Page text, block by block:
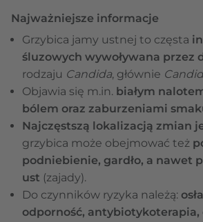
Najważniejsze informacje
Grzybica jamy ustnej to częsta
śluzowych wywoływana przez
rodzaju Candida, głównie
Objawia się m.in. białym
bólem oraz zaburzeniami
Najczęstszą lokalizacją zmian
grzybica może obejmować też
podniebienie, gardło, a nawet
ust (zajady).
Do czynników ryzyka należą:
odporność, antybiotykoterapia,